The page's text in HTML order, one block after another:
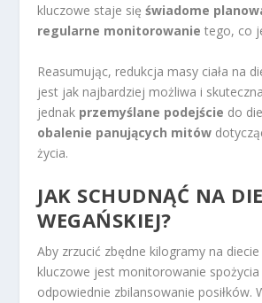
kluczowe staje sięświadome
regularne monitorowanie tego, co
Reasumując, redukcja masy ciała na
jest jak najbardziej możliwa i
jednak przemyślane podejście do
obalenie panujących mitów
życia.
JAK SCHUDNĄĆ NA
WEGAŃSKIEJ?
Aby zrzucić zbędne kilogramy na
kluczowe jest monitorowanie
odpowiednie zbilansowanie posiłków.